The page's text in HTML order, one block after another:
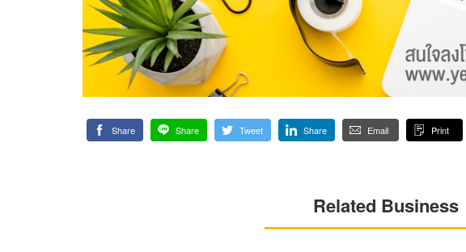
Share Share Tweet Share Email Print
Related Business